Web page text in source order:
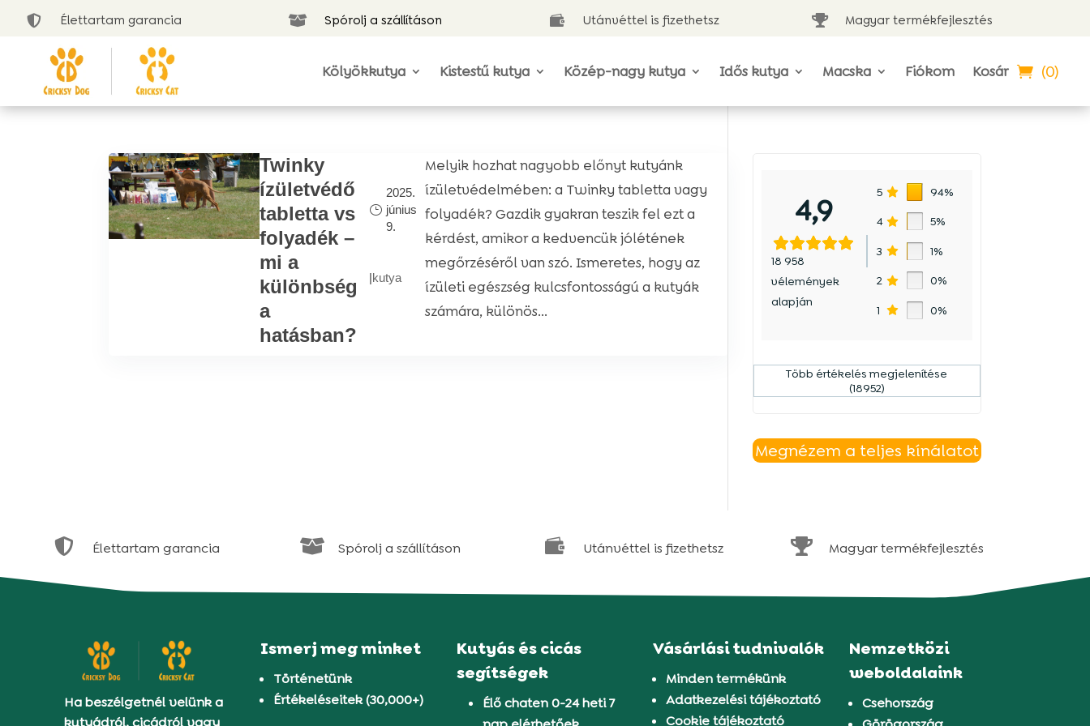
 Élettartam garancia  Spórolj a szállításon  Utánvéttel is fizethetsz  Magyar termékfejlesztés
Kölyökkutya Kistestű kutya Közép-nagy kutya Idős kutya Macska Fiókom Kosár (0)
Twinky
ízületvédő
tabletta vs
folyadék –
mi a
különbség
a
hatásban?
2025.
június
9.
|kutya
Melyik hozhat nagyobb előnyt kutyánk
ízületvédelmében: a Twinky tabletta vagy
folyadék? Gazdik gyakran teszik fel ezt a
kérdést, amikor a kedvencük jólétének
megőrzéséről van szó. Ismeretes, hogy az
ízületi egészség kulcsfontosságú a kutyák
számára, különös...
4,9
18 958
vélemények
alapján
5 94%
4 5%
3 1%
2 0%
1 0%
Több értékelés megjelenítése
(18952)
Megnézem a teljes kínálatot
 Élettartam garancia  Spórolj a szállításon  Utánvéttel is fizethetsz  Magyar termékfejlesztés
Ha beszélgetnél velünk a
kutyádról, cicádról vagy
Ismerj meg minket
Történetünk
Értékeléseitek (30,000+)
Kutyás és cicás
segítségek
Élő chaten 0-24 heti 7
Vásárlási tudnivalók
Minden termékünk
Adatkezelési tájékoztató
Cookie tájékoztató
Nemzetközi
weboldalaink
Csehország